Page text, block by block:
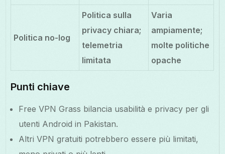
Politica no-log
Politica sulla
privacy chiara;
telemetria
limitata
Varia
ampiamente;
molte politiche
opache
Punti chiave
Free VPN Grass bilancia usabilità e privacy per gli
utenti Android in Pakistan.
Altri VPN gratuiti potrebbero essere più limitati,